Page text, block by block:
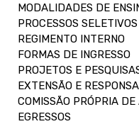
MODALIDADES DE
PROCESSOS SELETIVOS
REGIMENTO INTERNO
FORMAS DE INGRESSO
PROJETOS E
EXTENSÃO E
COMISSÃO PRÓPRIA
EGRESSOS